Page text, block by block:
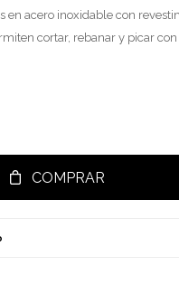
en acero inoxidable con
cortar, rebanar y picar
COMPRAR